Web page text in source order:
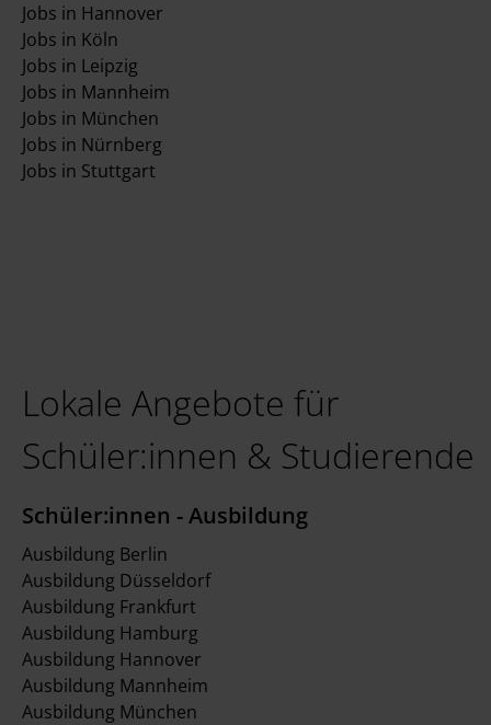
Jobs in Hannover
Jobs in Köln
Jobs in Leipzig
Jobs in Mannheim
Jobs in München
Jobs in Nürnberg
Jobs in Stuttgart
Lokale Angebote für
Schüler:innen & Studierende
Schüler:innen - Ausbildung
Ausbildung Berlin
Ausbildung Düsseldorf
Ausbildung Frankfurt
Ausbildung Hamburg
Ausbildung Hannover
Ausbildung Mannheim
Ausbildung München